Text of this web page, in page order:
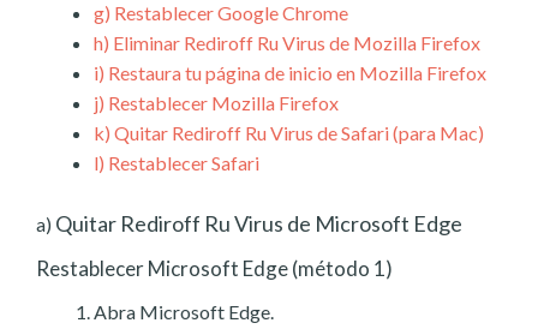
g) Restablecer Google Chrome
h) Eliminar Rediroff Ru Virus de Mozilla Firefox
i) Restaura tu página de inicio en Mozilla Firefox
j) Restablecer Mozilla Firefox
k) Quitar Rediroff Ru Virus de Safari (para Mac)
l) Restablecer Safari
a) Quitar Rediroff Ru Virus de Microsoft Edge
Restablecer Microsoft Edge (método 1)
Abra Microsoft Edge.